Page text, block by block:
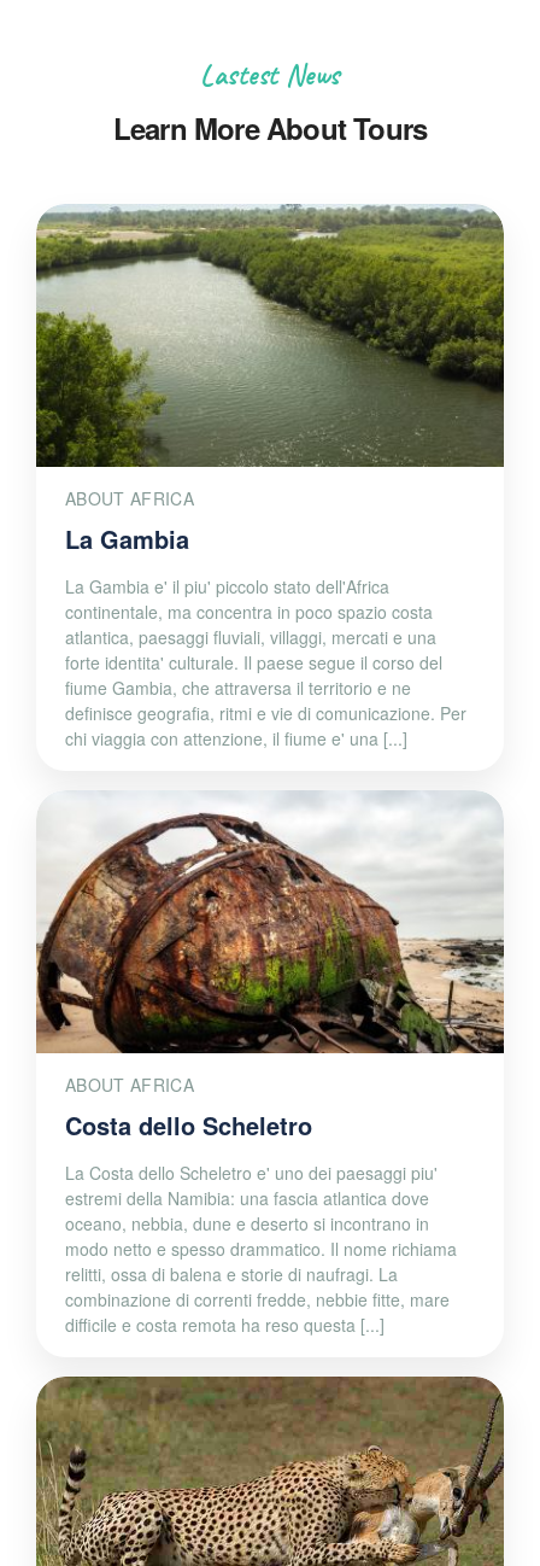
Lastest News
Learn More About Tours
ABOUT AFRICA
La Gambia
La Gambia e' il piu' piccolo stato dell'Africa
continentale, ma concentra in poco spazio costa
atlantica, paesaggi fluviali, villaggi, mercati e una
forte identita' culturale. Il paese segue il corso del
fiume Gambia, che attraversa il territorio e ne
definisce geografia, ritmi e vie di comunicazione. Per
chi viaggia con attenzione, il fiume e' una [...]
ABOUT AFRICA
Costa dello Scheletro
La Costa dello Scheletro e' uno dei paesaggi piu'
estremi della Namibia: una fascia atlantica dove
oceano, nebbia, dune e deserto si incontrano in
modo netto e spesso drammatico. Il nome richiama
relitti, ossa di balena e storie di naufragi. La
combinazione di correnti fredde, nebbie fitte, mare
difficile e costa remota ha reso questa [...]